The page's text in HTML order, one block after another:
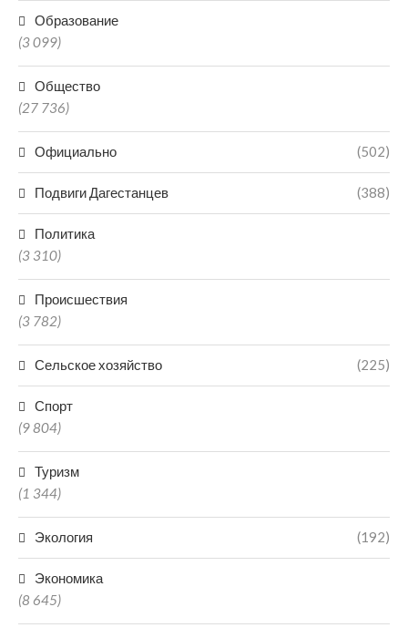
Образование
(3 099)
Общество
(27 736)
Официально (502)
Подвиги Дагестанцев (388)
Политика
(3 310)
Происшествия
(3 782)
Сельское хозяйство (225)
Спорт
(9 804)
Туризм
(1 344)
Экология (192)
Экономика
(8 645)